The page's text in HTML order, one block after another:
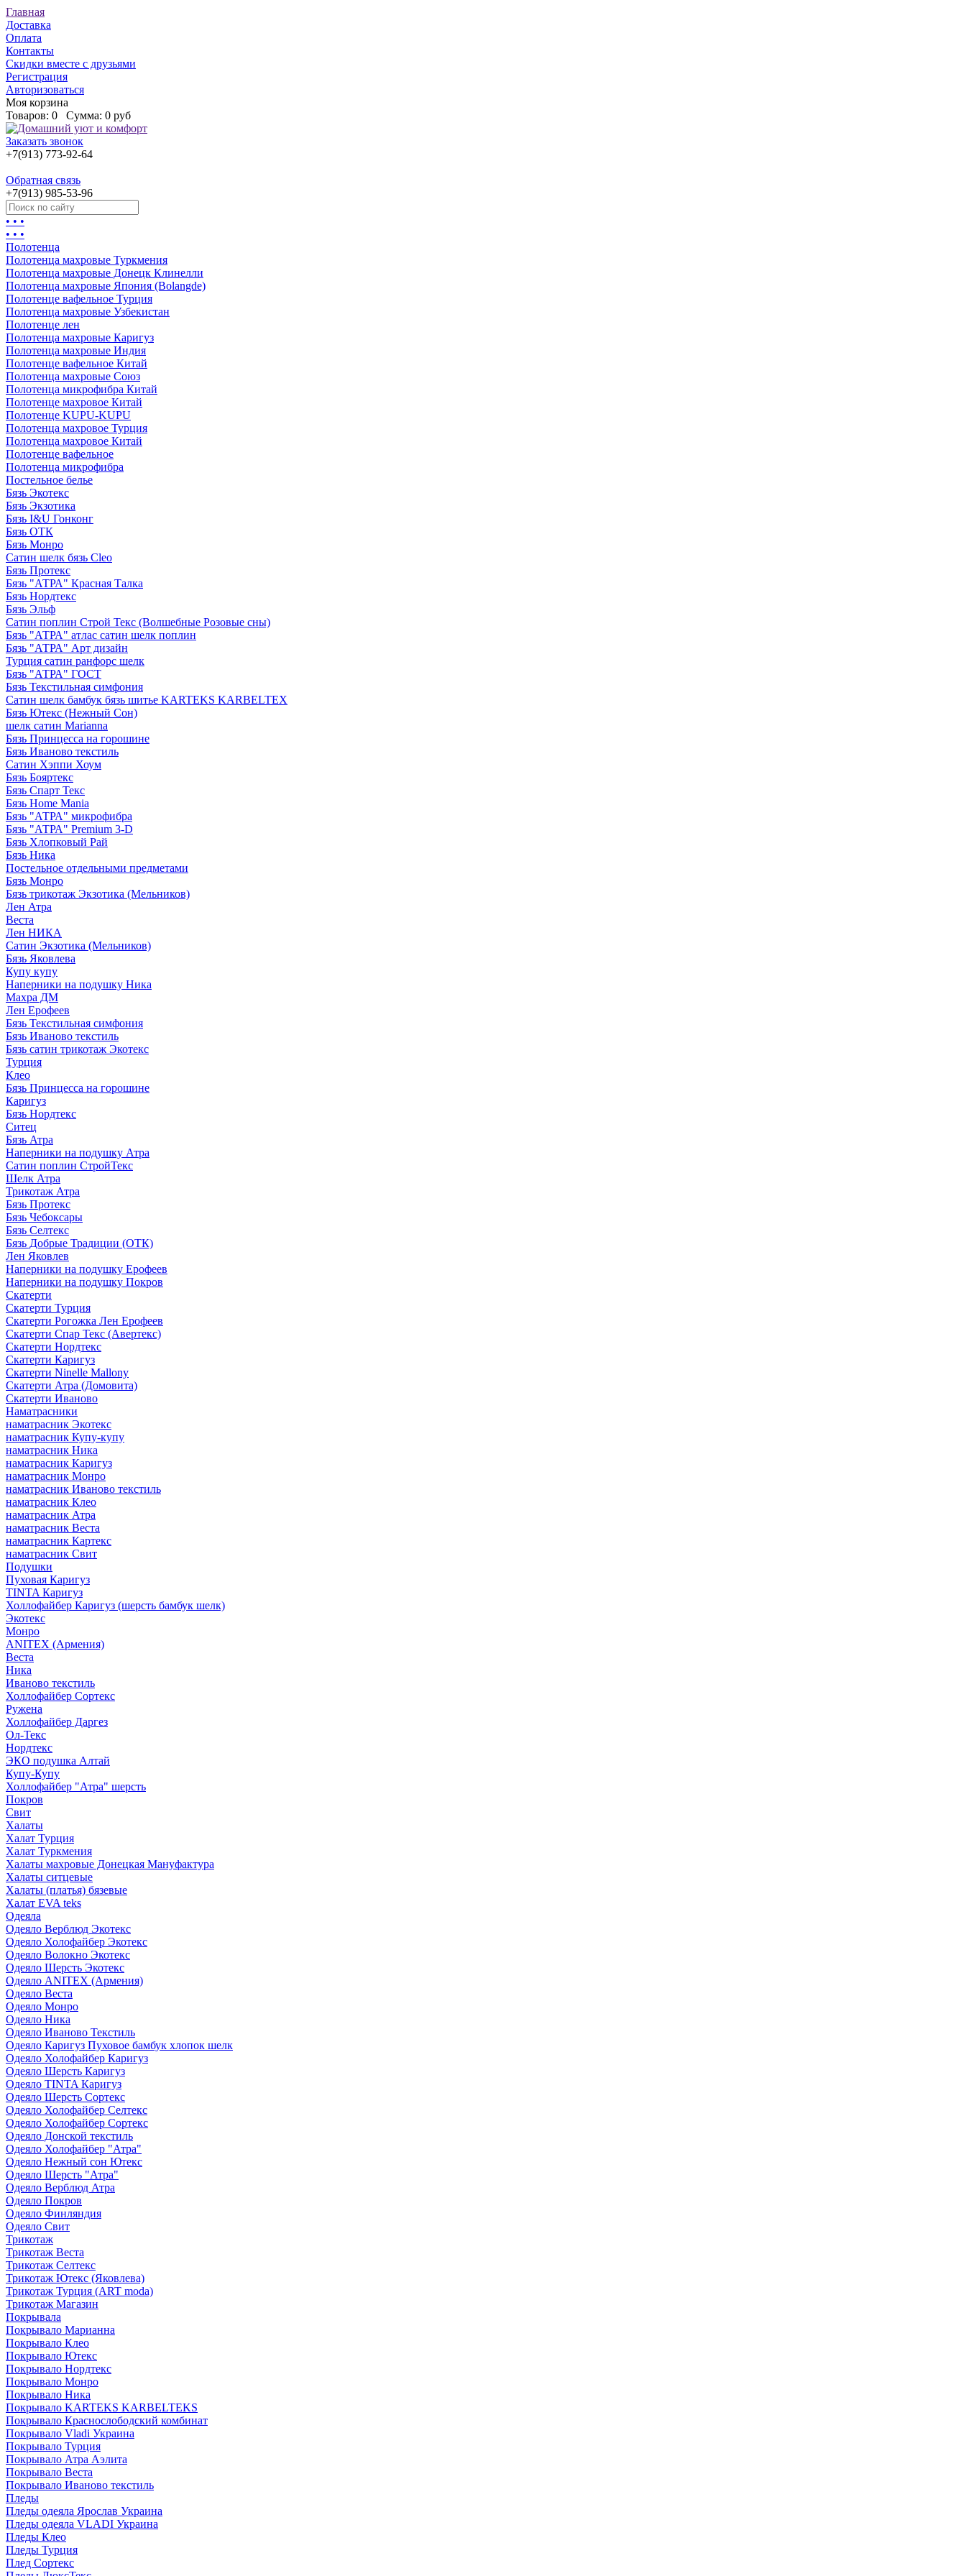
Главная
Доставка
Оплата
Контакты
Скидки вместе с друзьями
Регистрация
Авторизоваться
Моя корзина
Товаров: 0 Сумма: 0 руб
Заказать звонок
+7(913) 773-92-64
Обратная связь
+7(913) 985-53-96
• • •
• • •
Полотенца
Полотенца махровые Туркмения
Полотенца махровые Донецк Клинелли
Полотенца махровые Япония (Bolangde)
Полотенце вафельное Турция
Полотенца махровые Узбекистан
Полотенце лен
Полотенца махровые Каригуз
Полотенца махровые Индия
Полотенце вафельное Китай
Полотенца махровые Союз
Полотенца микрофибра Китай
Полотенце махровое Китай
Полотенце KUPU-KUPU
Полотенца махровое Турция
Полотенца махровое Китай
Полотенце вафельное
Полотенца микрофибра
Постельное белье
Бязь Экотекс
Бязь Экзотика
Бязь I&U Гонконг
Бязь ОТК
Бязь Монро
Сатин шелк бязь Cleo
Бязь Протекс
Бязь "АТРА" Красная Талка
Бязь Нордтекс
Бязь Эльф
Сатин поплин Строй Текс (Волшебные Розовые сны)
Бязь "АТРА" атлас сатин шелк поплин
Бязь "АТРА" Арт дизайн
Турция сатин ранфорс шелк
Бязь "АТРА" ГОСТ
Бязь Текстильная симфония
Сатин шелк бамбук бязь шитье KARTEKS KARBELTEX
Бязь Ютекс (Нежный Сон)
шелк сатин Marianna
Бязь Принцесса на горошине
Бязь Иваново текстиль
Сатин Хэппи Хоум
Бязь Бояртекс
Бязь Спарт Текс
Бязь Home Mania
Бязь "АТРА" микрофибра
Бязь "АТРА" Premium 3-D
Бязь Хлопковый Рай
Бязь Ника
Постельное отдельными предметами
Бязь Монро
Бязь трикотаж Экзотика (Мельников)
Лен Атра
Веста
Лен НИКА
Сатин Экзотика (Мельников)
Бязь Яковлева
Купу купу
Наперники на подушку Ника
Махра ДМ
Лен Ерофеев
Бязь Текстильная симфония
Бязь Иваново текстиль
Бязь сатин трикотаж Экотекс
Турция
Клео
Бязь Принцесса на горошине
Каригуз
Бязь Нордтекс
Ситец
Бязь Атра
Наперники на подушку Атра
Сатин поплин СтройТекс
Шелк Атра
Трикотаж Атра
Бязь Протекс
Бязь Чебоксары
Бязь Селтекс
Бязь Добрые Традиции (ОТК)
Лен Яковлев
Наперники на подушку Ерофеев
Наперники на подушку Покров
Скатерти
Скатерти Турция
Скатерти Рогожка Лен Ерофеев
Скатерти Спар Текс (Авертекс)
Скатерти Нордтекс
Скатерти Каригуз
Скатерти Ninelle Mallony
Скатерти Атра (Домовита)
Скатерти Иваново
Наматрасники
наматрасник Экотекс
наматрасник Купу-купу
наматрасник Ника
наматрасник Каригуз
наматрасник Монро
наматрасник Иваново текстиль
наматрасник Клео
наматрасник Атра
наматрасник Веста
наматрасник Картекс
наматрасник Свит
Подушки
Пуховая Каригуз
TINTA Каригуз
Холлофайбер Каригуз (шерсть бамбук шелк)
Экотекс
Монро
ANITEX (Армения)
Веста
Ника
Иваново текстиль
Холлофайбер Сортекс
Ружена
Холлофайбер Даргез
Ол-Текс
Нордтекс
ЭКО подушка Алтай
Купу-Купу
Холлофайбер "Атра" шерсть
Покров
Свит
Халаты
Халат Турция
Халат Туркмения
Халаты махровые Донецкая Мануфактура
Халаты ситцевые
Халаты (платья) бязевые
Халат EVA teks
Одеяла
Одеяло Верблюд Экотекс
Одеяло Холофайбер Экотекс
Одеяло Волокно Экотекс
Одеяло Шерсть Экотекс
Одеяло ANITEX (Армения)
Одеяло Веста
Одеяло Монро
Одеяло Ника
Одеяло Иваново Текстиль
Одеяло Каригуз Пуховое бамбук хлопок шелк
Одеяло Холофайбер Каригуз
Одеяло Шерсть Каригуз
Одеяло TINTA Каригуз
Одеяло Шерсть Сортекс
Одеяло Холофайбер Селтекс
Одеяло Холофайбер Сортекс
Одеяло Донской текстиль
Одеяло Холофайбер "Атра"
Одеяло Нежный сон Ютекс
Одеяло Шерсть "Атра"
Одеяло Верблюд Атра
Одеяло Покров
Одеяло Финляндия
Одеяло Свит
Трикотаж
Трикотаж Веста
Трикотаж Селтекс
Трикотаж Ютекс (Яковлева)
Трикотаж Турция (ART moda)
Трикотаж Магазин
Покрывала
Покрывало Марианна
Покрывало Клео
Покрывало Ютекс
Покрывало Нордтекс
Покрывало Монро
Покрывало Ника
Покрывало KARTEKS KARBELTEKS
Покрывало Краснослободский комбинат
Покрывало Vladi Украина
Покрывало Турция
Покрывало Атра Аэлита
Покрывало Веста
Покрывало Иваново текстиль
Пледы
Пледы одеяла Ярослав Украина
Пледы одеяла VLADI Украина
Пледы Клео
Пледы Турция
Плед Сортекс